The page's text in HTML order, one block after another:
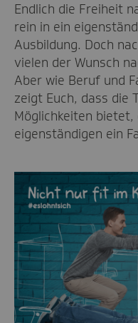
Endlich die Freiheit
rein in ein
Ausbildung. Doch
vielen der Wunsch
Aber wie Beruf und
zeigt Euch, dass die
Möglichkeiten bietet,
eigenständigen ein